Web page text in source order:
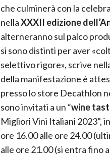
che culminerà con la
nellaXXXII edizione
alterneranno sul palco
si sono distinti per aver
selettivo rigore», scrive
della manifestazione è
presso lo store Decathlon
sono invitati a un “wine
Migliori Vini Italiani 2023”,
ore 16.00 alle ore 24.00
alle ore 21.00 (si entra fino